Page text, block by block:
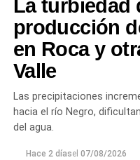
Desde el DPA
parte del plan de
infraestructura hídrica
optimizar la conducción
seguro para los
La turbiedad
producción
en Roca y
Valle
Las precipitaciones
hacia el río Negro,
del agua.
Hace 2 díasel 07/08/2026